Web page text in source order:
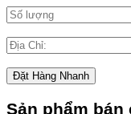
Sản phẩm bán